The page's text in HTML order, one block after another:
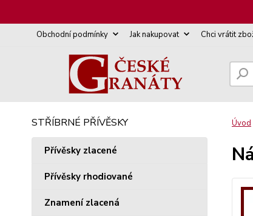
Obchodní podmínky Jak nakupovat Chci vrátit
STŘÍBRNÉ PŘÍVĚSKY
Přívěsky zlacené
Přívěsky rhodiované
Znamení zlacená
Úvod